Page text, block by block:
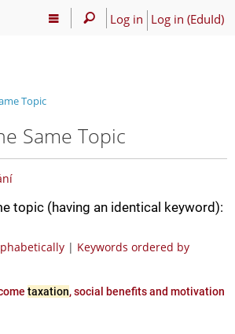
Log in Log in (EduId)
Topic
Same Topic
topic (having an identical keyword):
| Keywords ordered by
taxation, social benefits and motivation